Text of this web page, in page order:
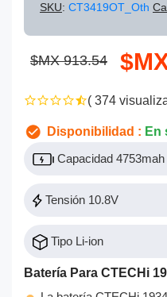
SKU: CT3419OT_Oth
$MX 913.54
( 374
Disponibilidad : En
Capacidad 4753mah
Tensión 10.8V
Tipo Li-ion
Batería Para CTECHi